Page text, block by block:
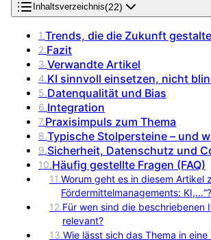
Inhaltsverzeichnis(22)
1.Trends, die die Zukunft
2.Fazit
3.Verwandte Artikel
4.KI sinnvoll einsetzen, nicht
5.Datenqualität und Bias
6.Integration
7.Praxisimpuls zum Thema
8.Typische Stolpersteine – und
9.Sicherheit, Datenschutz und
10.Häufig gestellte Fragen (FAQ)
11.Worum geht es in diesem Artikel
Fördermittelmanagements: KI,...“?
12.Für wen sind die beschriebenen
relevant?
13.Wie lässt sich das Thema in